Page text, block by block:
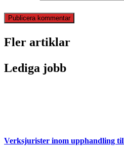
Fler artiklar
Lediga jobb
Verksjurister inom upphandling